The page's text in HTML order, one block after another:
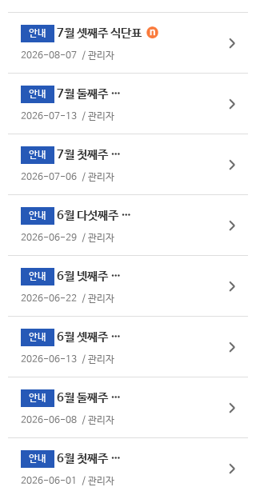
안내 7월 셋째주 식단표
2026-08-07 / 관리자
안내 7월 둘째주 식단표
2026-07-13 / 관리자
안내 7월 첫째주 식단표
2026-07-06 / 관리자
안내 6월 다섯째주 식단표
2026-06-29 / 관리자
안내 6월 넷째주 식단표
2026-06-22 / 관리자
안내 6월 셋째주 식단표
2026-06-13 / 관리자
안내 6월 둘째주 식단표
2026-06-08 / 관리자
안내 6월 첫째주 식단표
2026-06-01 / 관리자